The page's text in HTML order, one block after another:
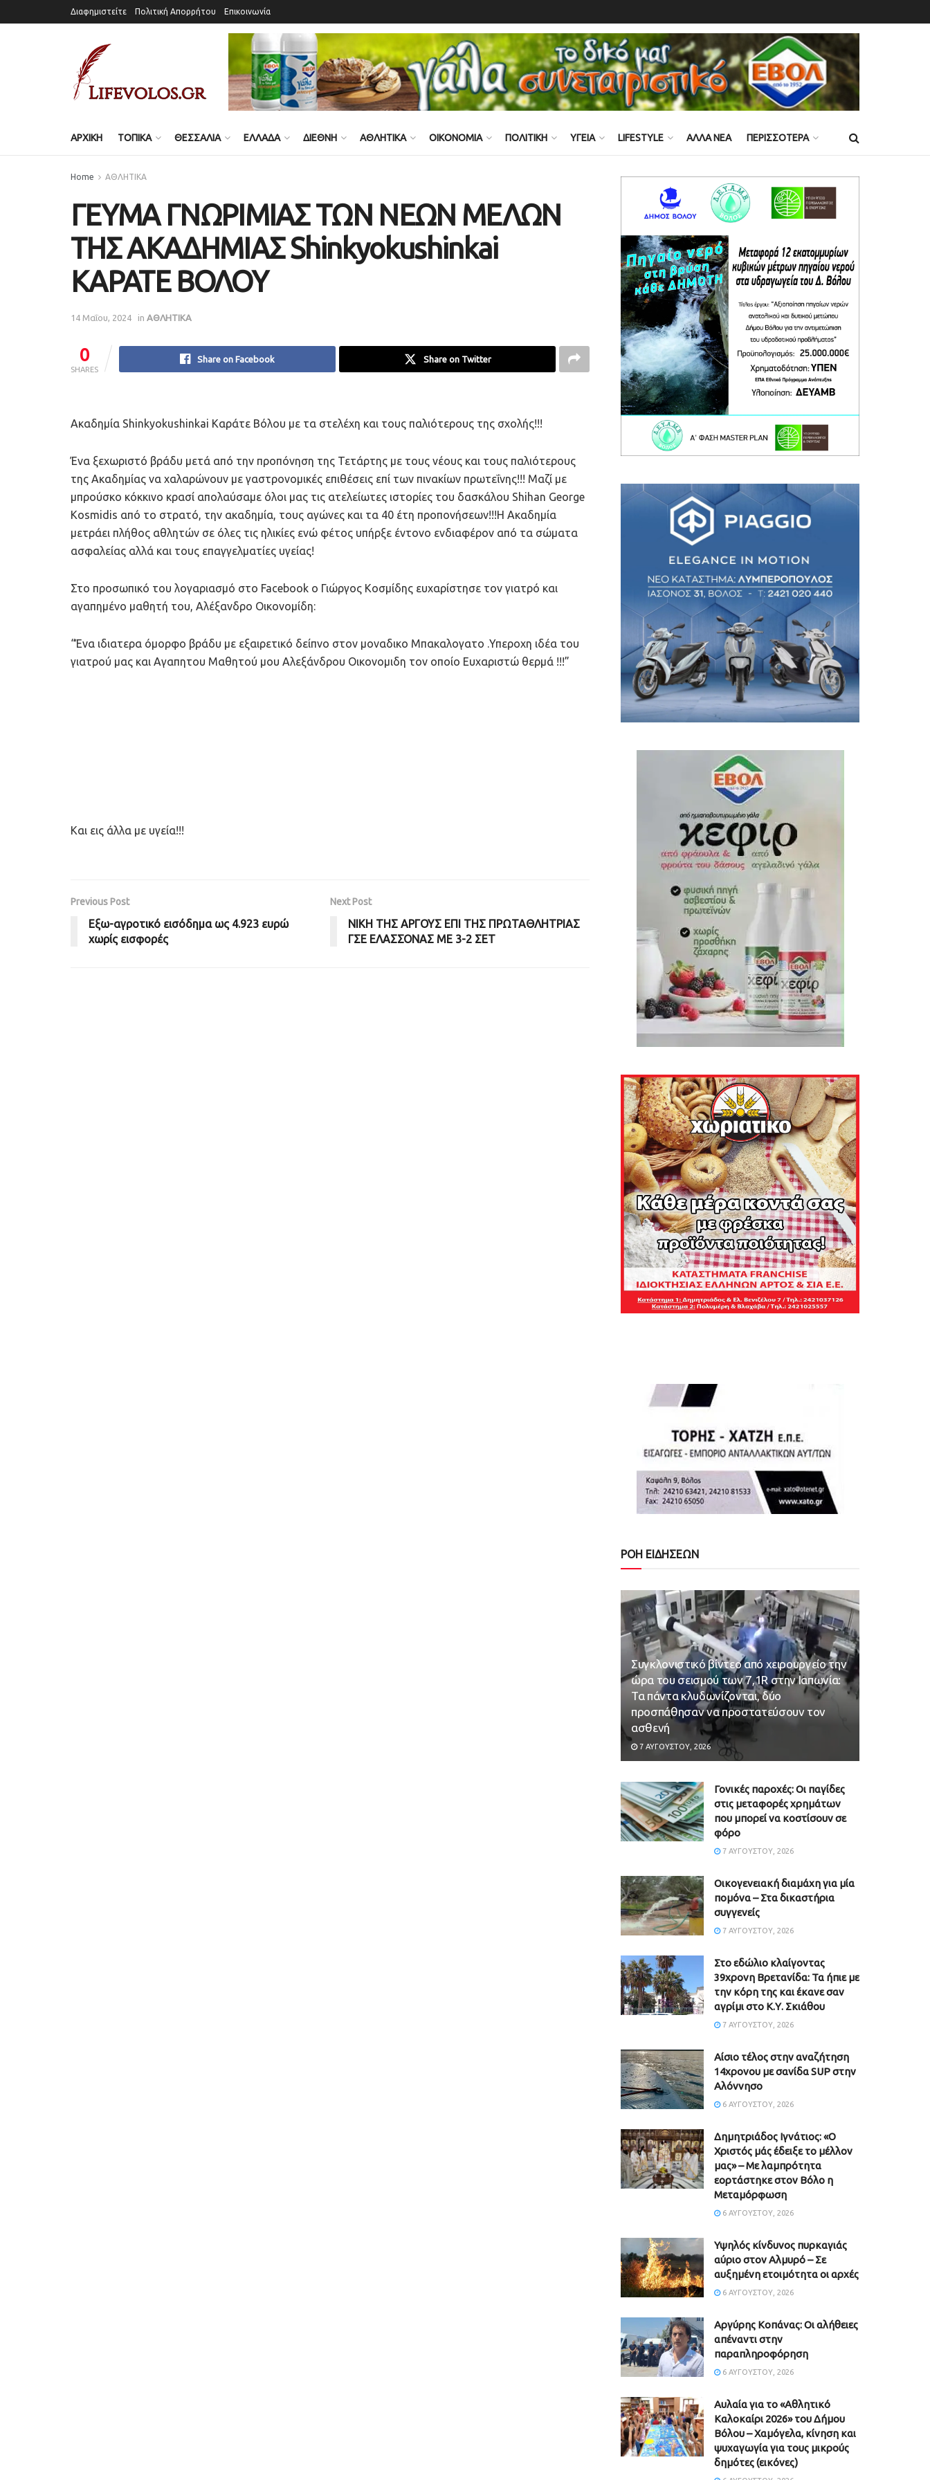
Διαφημιστείτε Πολιτική Απορρήτου Επικοινωνία
ΑΡΧΙΚΗ ΤΟΠΙΚΑ ΘΕΣΣΑΛΙΑ ΕΛΛΑΔΑ ΔΙΕΘΝΗ ΑΘΛΗΤΙΚΑ ΟΙΚΟΝΟΜΙΑ ΠΟΛΙΤΙΚΗ ΥΓΕΙΑ LIFESTYLE ΑΛΛΑ ΝΕΑ ΠΕΡΙΣΣΟΤΕΡΑ
Home ΑΘΛΗΤΙΚΑ
ΓΕΥΜΑ ΓΝΩΡΙΜΙΑΣ ΤΩΝ ΝΕΩΝ ΜΕΛΩΝ
ΤΗΣ ΑΚΑΔΗΜΙΑΣ Shinkyokushinkai
ΚΑΡΑΤΕ ΒΟΛΟΥ
14 Μαΐου, 2024 in ΑΘΛΗΤΙΚΑ
0
SHARES
Share on Facebook Share on Twitter
Ακαδημία Shinkyokushinkai Kαράτε Βόλου με τα στελέχη και τους παλιότερους της σχολής!!!
Ένα ξεχωριστό βράδυ μετά από την προπόνηση της Τετάρτης με τους νέους και τους παλιότερους
της Ακαδημίας να χαλαρώνουν με γαστρονομικές επιθέσεις επί των πινακίων πρωτεΐνης!!! Μαζί με
μπρούσκο κόκκινο κρασί απολαύσαμε όλοι μας τις ατελείωτες ιστορίες του δασκάλου Shihan George
Kosmidis από το στρατό, την ακαδημία, τους αγώνες και τα 40 έτη προπονήσεων!!!Η Ακαδημία
μετράει πλήθος αθλητών σε όλες τις ηλικίες ενώ φέτος υπήρξε έντονο ενδιαφέρον από τα σώματα
ασφαλείας αλλά και τους επαγγελματίες υγείας!
Στο προσωπικό του λογαριασμό στο Facebook ο Γιώργος Κοσμίδης ευχαρίστησε τον γιατρό και
αγαπημένο μαθητή του, Αλέξανδρο Οικονομίδη:
“Ένα ιδιατερα όμορφο βράδυ με εξαιρετικό δείπνο στον μοναδικο Μπακαλογατο .Υπεροχη ιδέα του
γιατρού μας και Αγαπητου Μαθητού μου Αλεξάνδρου Οικονομιδη τον οποίο Ευχαριστώ θερμά !!!”
Και εις άλλα με υγεία!!!
Previous Post
Εξω-αγροτικό εισόδημα ως 4.923 ευρώ
χωρίς εισφορές
Next Post
ΝΙΚΗ ΤΗΣ ΑΡΓΟΥΣ ΕΠΙ ΤΗΣ ΠΡΩΤΑΘΛΗΤΡΙΑΣ
ΓΣΕ ΕΛΑΣΣΟΝΑΣ ΜΕ 3-2 ΣΕΤ
ΡΟΗ ΕΙΔΗΣΕΩΝ
Συγκλονιστικό βίντεο από χειρουργείο την
ώρα του σεισμού των 7,1R στην Ιαπωνία:
Τα πάντα κλυδωνίζονται, δύο
προσπάθησαν να προστατεύσουν τον
ασθενή
7 ΑΥΓΟΎΣΤΟΥ, 2026
Γονικές παροχές: Οι παγίδες
στις μεταφορές χρημάτων
που μπορεί να κοστίσουν σε
φόρο
7 ΑΥΓΟΎΣΤΟΥ, 2026
Οικογενειακή διαμάχη για μία
πομόνα – Στα δικαστήρια
συγγενείς
7 ΑΥΓΟΎΣΤΟΥ, 2026
Στο εδώλιο κλαίγοντας
39χρονη Βρετανίδα: Τα ήπιε με
την κόρη της και έκανε σαν
αγρίμι στο Κ.Υ. Σκιάθου
7 ΑΥΓΟΎΣΤΟΥ, 2026
Αίσιο τέλος στην αναζήτηση
14χρονου με σανίδα SUP στην
Αλόννησο
6 ΑΥΓΟΎΣΤΟΥ, 2026
Δημητριάδος Ιγνάτιος: «Ο
Χριστός μάς έδειξε το μέλλον
μας» – Με λαμπρότητα
εορτάστηκε στον Βόλο η
Μεταμόρφωση
6 ΑΥΓΟΎΣΤΟΥ, 2026
Υψηλός κίνδυνος πυρκαγιάς
αύριο στον Αλμυρό – Σε
αυξημένη ετοιμότητα οι αρχές
6 ΑΥΓΟΎΣΤΟΥ, 2026
Aργύρης Κοπάνας: Οι αλήθειες
απέναντι στην
παραπληροφόρηση
6 ΑΥΓΟΎΣΤΟΥ, 2026
Αυλαία για το «Αθλητικό
Καλοκαίρι 2026» του Δήμου
Βόλου – Χαμόγελα, κίνηση και
ψυχαγωγία για τους μικρούς
δημότες (εικόνες)